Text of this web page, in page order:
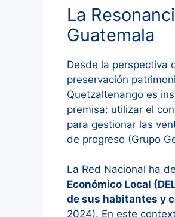
La
Guatemala
Desde la perspectiva
preservación
Quetzaltenango es
premisa: utilizar el
para gestionar las
de progreso (Grupo
La Red Nacional ha
Económico Local
de sus habitantes y
2024). En este